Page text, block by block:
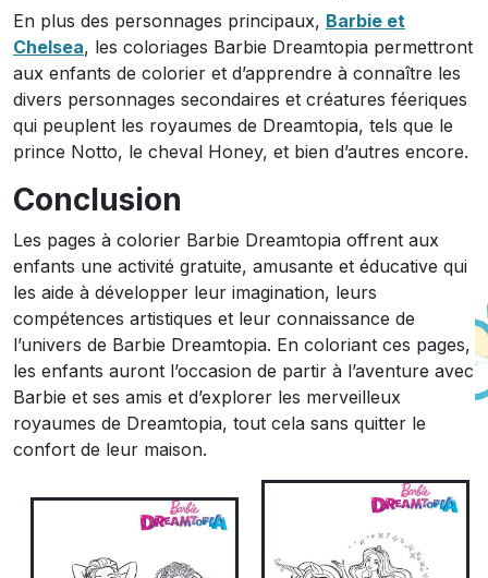
En plus des personnages principaux, Barbie et
Chelsea, les coloriages Barbie Dreamtopia permettront
aux enfants de colorier et d’apprendre à connaître les
divers personnages secondaires et créatures féeriques
qui peuplent les royaumes de Dreamtopia, tels que le
prince Notto, le cheval Honey, et bien d’autres encore.
Conclusion
Les pages à colorier Barbie Dreamtopia offrent aux
enfants une activité gratuite, amusante et éducative qui
les aide à développer leur imagination, leurs
compétences artistiques et leur connaissance de
l’univers de Barbie Dreamtopia. En coloriant ces pages,
les enfants auront l’occasion de partir à l’aventure avec
Barbie et ses amis et d’explorer les merveilleux
royaumes de Dreamtopia, tout cela sans quitter le
confort de leur maison.